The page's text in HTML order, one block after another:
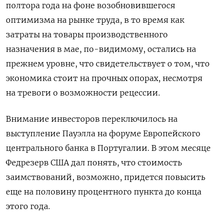
полтора года на фоне возобновившегося
оптимизма на рынке труда, в то время как
затраты на товары производственного
назначения в мае, по-видимому, остались на
прежнем уровне, что свидетельствует о том, что
экономика стоит на прочных опорах, несмотря
на тревоги о возможности рецессии.
Внимание инвесторов переключилось на
выступление Пауэлла на форуме Европейского
центрального банка в Португалии. В этом месяце
Федрезерв США дал понять, что стоимость
заимствований, возможно, придется повысить
еще на половину процентного пункта до конца
этого года.